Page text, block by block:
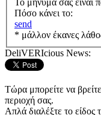
Πόσο κάνει το:
send
* μάλλον έκανες
DeliVERIcious News:
Τώρα μπορείτε να
περιοχή σας.
Απλά διαλέξτε το είδος